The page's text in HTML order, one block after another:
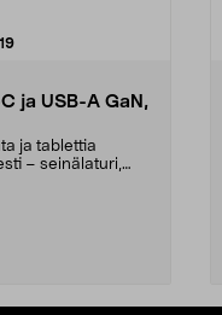
arvostelut
ja USB-A GaN,
ja tablettia
– seinälaturi,
viidestä